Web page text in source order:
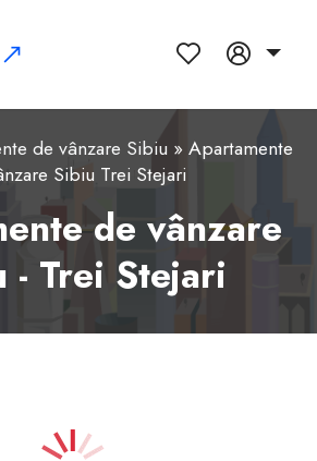
de vânzare Sibiu» Apartamente
Sibiu Trei Stejari
de vânzare
- Trei Stejari